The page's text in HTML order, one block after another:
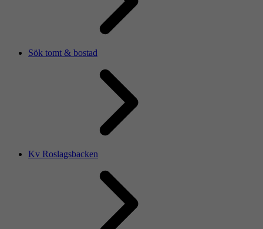
Sök tomt & bostad
Kv Roslagsbacken